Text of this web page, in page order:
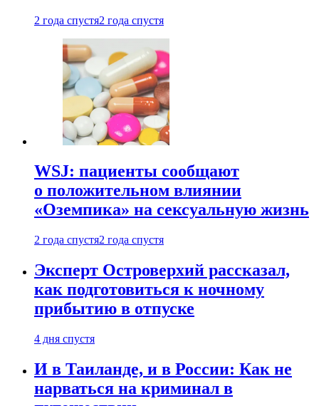
2 года спустя2 года спустя
WSJ: пациенты сообщают
о положительном влиянии
«Оземпика» на сексуальную жизнь
2 года спустя2 года спустя
Эксперт Островерхий рассказал,
как подготовиться к ночному
прибытию в отпуске
4 дня спустя
И в Таиланде, и в России: Как не
нарваться на криминал в